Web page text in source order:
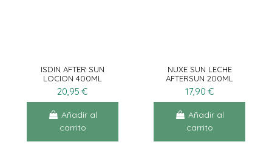
ISDIN AFTER SUN
LOCION 400ML
20,95 €
Añadir al
carrito
NUXE SUN LECHE
AFTERSUN 200ML
17,90 €
Añadir al
carrito